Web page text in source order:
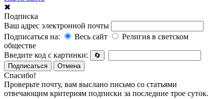
✖
Подписка
Ваш адрес электронной почты
Подписаться на:
Весь сайт
Религия в светском
обществе
Введите код с картинки:
🔄
Подписаться
Отмена
Спасибо!
Проверьте почту, вам выслано письмо со статьями
отвечающим критериям подписки за последние трое суток.